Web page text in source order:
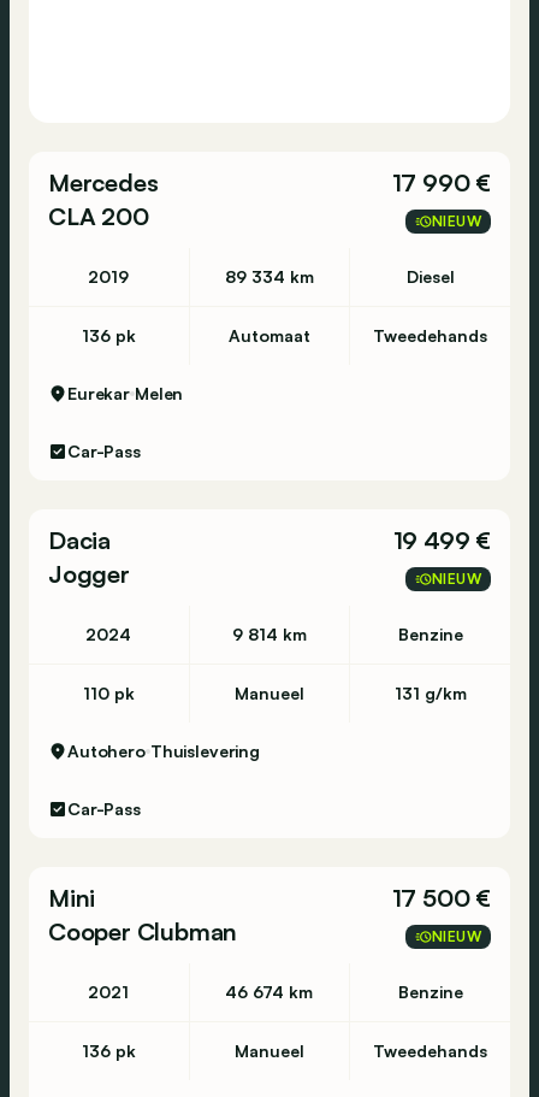
Mercedes
CLA 200
17 990 €
NIEUW
2019 89 334 km Diesel
136 pk Automaat Tweedehands
Eurekar Melen
Car-Pass
Dacia
Jogger
19 499 €
NIEUW
2024 9 814 km Benzine
110 pk Manueel 131 g/km
Autohero Thuislevering
Car-Pass
Mini
Cooper Clubman
17 500 €
NIEUW
2021 46 674 km Benzine
136 pk Manueel Tweedehands